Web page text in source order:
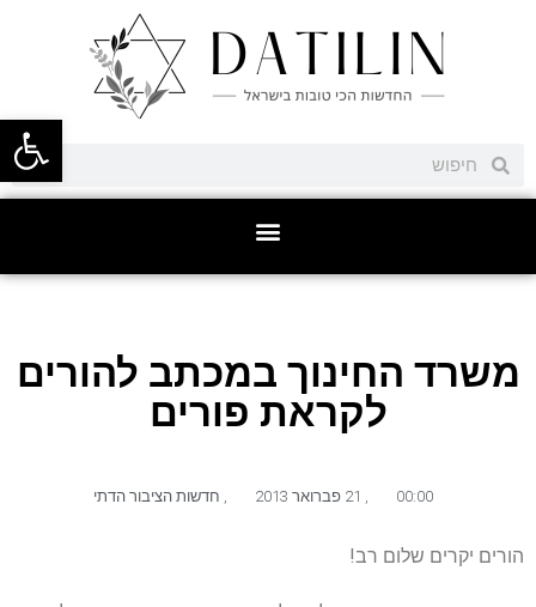
פתח
משרד החינוך במכתב להורים
לקראת פורים
00:00
,
, חדשות הציבור הדתי
הורים יקרים שלום רב!